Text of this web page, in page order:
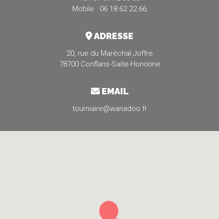
Mobile : 06 18 62 22 66
ADRESSE
20, rue du Maréchal Joffre
78700 Conflans-Saite-Honorine
EMAIL
tourniaire@wanadoo.fr